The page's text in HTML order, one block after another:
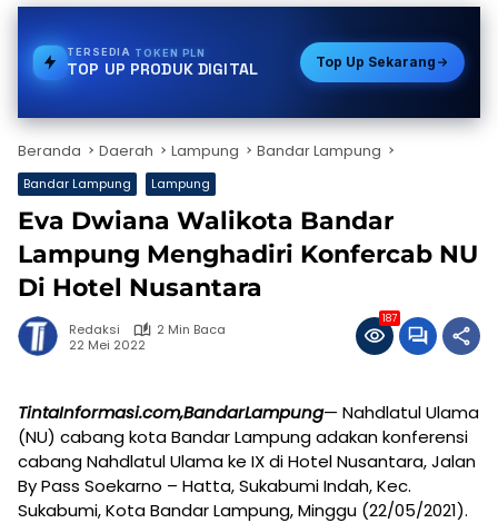
TERSEDIA PULSA
TOP UP PRODUK DIGITAL Top Up Sekarang
Beranda Daerah Lampung Bandar Lampung
Bandar Lampung Lampung
Eva Dwiana Walikota Bandar
Lampung Menghadiri Konfercab NU
Di Hotel Nusantara
Redaksi
2 Min Baca
22 Mei 2022
187
TintaInformasi.com,BandarLampung— Nahdlatul Ulama
(NU) cabang kota Bandar Lampung adakan konferensi
cabang Nahdlatul Ulama ke IX di Hotel Nusantara, Jalan
By Pass Soekarno – Hatta, Sukabumi Indah, Kec.
Sukabumi, Kota Bandar Lampung, Minggu (22/05/2021).